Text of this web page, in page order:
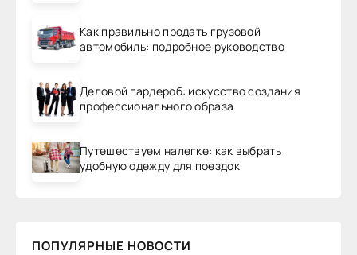
Как правильно продать грузовой
автомобиль: подробное руководство
Деловой гардероб: искусство создания
профессионального образа
Путешествуем налегке: как выбрать
удобную одежду для поездок
ПОПУЛЯРНЫЕ НОВОСТИ